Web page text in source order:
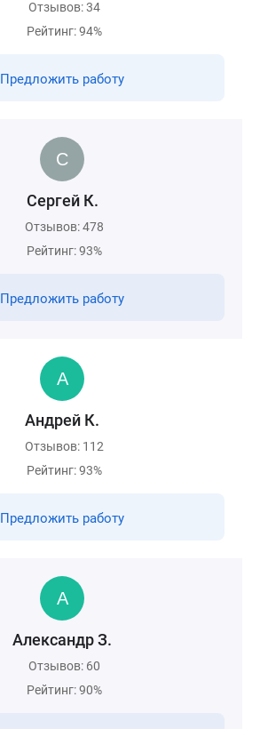
Отзывов: 34
Рейтинг: 94%
Предложить работу
Сергей К.
Отзывов: 478
Рейтинг: 93%
Предложить работу
Андрей К.
Отзывов: 112
Рейтинг: 93%
Предложить работу
Александр З.
Отзывов: 60
Рейтинг: 90%